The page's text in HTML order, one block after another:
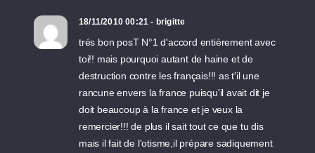
18/11/2010 00:21 - brigitte
trés bon posT N°1 d'accord entièrement avec
toi!! mais pourquoi autant de haine et de
destruction contre les français!!! as t'il une
rancune envers la france puisqu'il avait dit je
doit beaucoup à la france et je veux la
remercier!!! de plus il sait tout ce que tu dis
mais il fait de l'otisme,il prépare sadiquement